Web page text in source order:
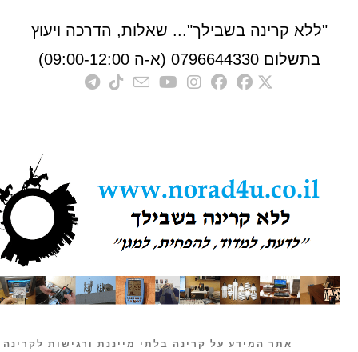
קרינה בשבילך"... שאלות, הדרכה ויעוץ
0796644330 (א-ה 09:00-12:00)
אתר המידע על קרינה בלתי מייננת ורגישות לקרינה